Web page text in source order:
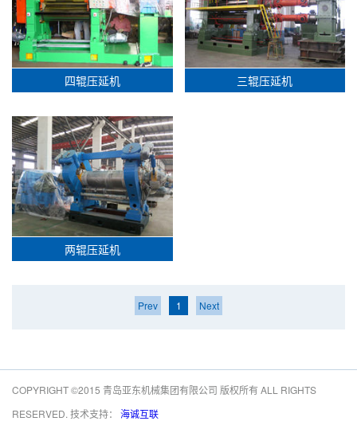
四辊压延机 三辊压延机
两辊压延机
Prev 1 Next
COPYRIGHT ©2015 青岛亚东机械集团有限公司 版权所有 ALL RIGHTS
RESERVED. 技术支持： 海诚互联